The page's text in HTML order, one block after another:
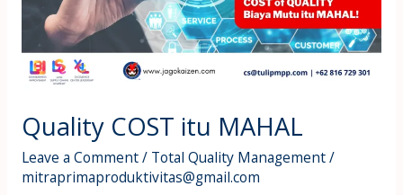
Quality COST itu MAHAL
Leave a Comment/ Total Quality Management/
mitraprimaproduktivitas@gmail.com